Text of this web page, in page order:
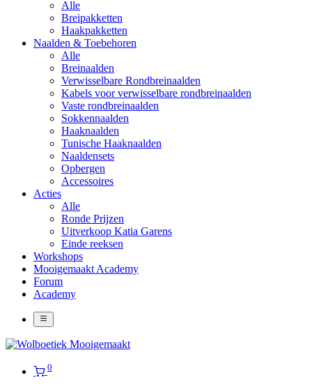
Alle
Breipakketten
Haakpakketten
Naalden & Toebehoren
Alle
Breinaalden
Verwisselbare Rondbreinaalden
Kabels voor verwisselbare rondbreinaalden
Vaste rondbreinaalden
Sokkennaalden
Haaknaalden
Tunische Haaknaalden
Naaldensets
Opbergen
Accessoires
Acties
Alle
Ronde Prijzen
Uitverkoop Katia Garens
Einde reeksen
Workshops
Mooigemaakt Academy
Forum
Academy
0